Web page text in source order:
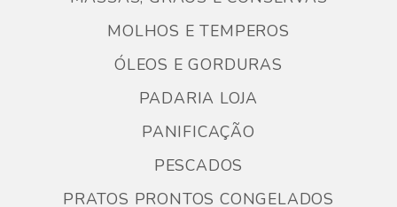
MOLHOS E TEMPEROS
ÓLEOS E GORDURAS
PADARIA LOJA
PANIFICAÇÃO
PESCADOS
PRATOS PRONTOS CONGELADOS